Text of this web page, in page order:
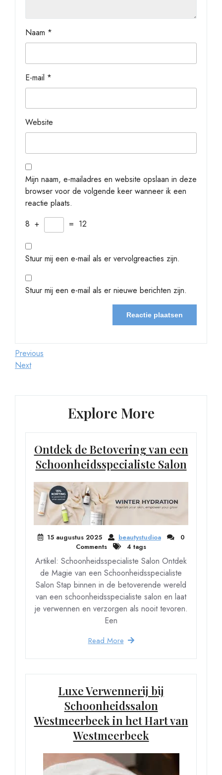
Naam *
E-mail *
Website
Mijn naam, e-mailadres en website opslaan in deze
browser voor de volgende keer wanneer ik een
reactie plaats.
8 + = 12
Stuur mij een e-mail als er vervolgreacties zijn.
Stuur mij een e-mail als er nieuwe berichten zijn.
Berichtnavigatie
Previous
Post
Previous
Next
Next
Explore More
Ontdek de Betovering van een
Schoonheidsspecialiste Salon
15 augustus 2025 beautystudioa
0
Comments
4 tags
Artikel: Schoonheidsspecialiste Salon Ontdek
de Magie van een Schoonheidsspecialiste
Salon Stap binnen in de betoverende wereld
van een schoonheidsspecialiste salon en laat
je verwennen en verzorgen als nooit tevoren.
Een
Read More
Luxe Verwennerij bij
Schoonheidssalon
Westmeerbeek in het Hart van
Westmeerbeek